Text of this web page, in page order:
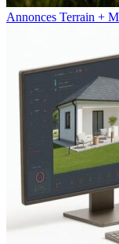
Annonces Terrain +